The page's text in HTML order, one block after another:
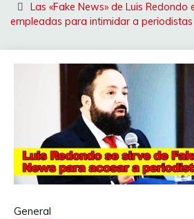
Las «Fake News» de Luis Redondo
empleadas para intimidar a
General